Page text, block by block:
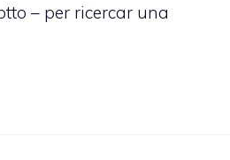
– per ricercar una